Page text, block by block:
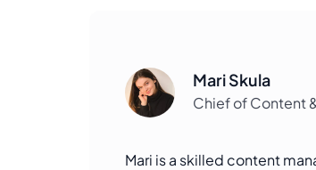
Mari Skula
Chief of Content
Mari is a skilled content